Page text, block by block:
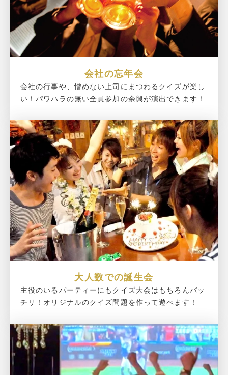
会社の忘年会
会社の行事や、憎めない上司にまつわるクイズが楽し
い！パワハラの無い全員参加の余興が演出できます！
大人数での誕生会
主役のいるパーティーにもクイズ大会はもちろんバッ
チリ！オリジナルのクイズ問題を作って遊べます！